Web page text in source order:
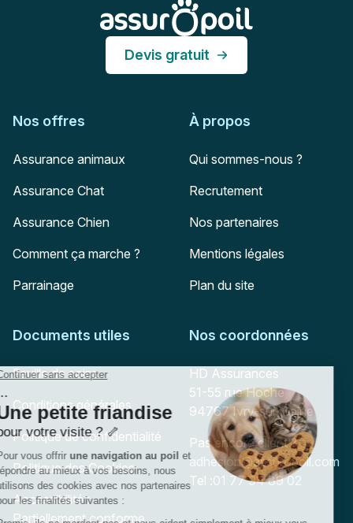
Devis gratuit
Nos offres
Assurance animaux
Assurance Chat
Assurance Chien
Comment ça marche ?
Parrainage
À propos
Qui sommes-nous ?
Recrutement
Nos partenaires
Mentions légales
Plan du site
Documents utiles
Feuille de soins
Conditions générales
Politique de confidentialité
Politique des Cookies
Accessibilité :
Partiellement conforme
Nos coordonnées
Adresse postale
HD Assurances
51-55 rue Hoche
94767 Ivry-sur-Seine
Pas encore client ?
Mail :
adhesion@assuropoil.com
Tel :01 77 94 89 02